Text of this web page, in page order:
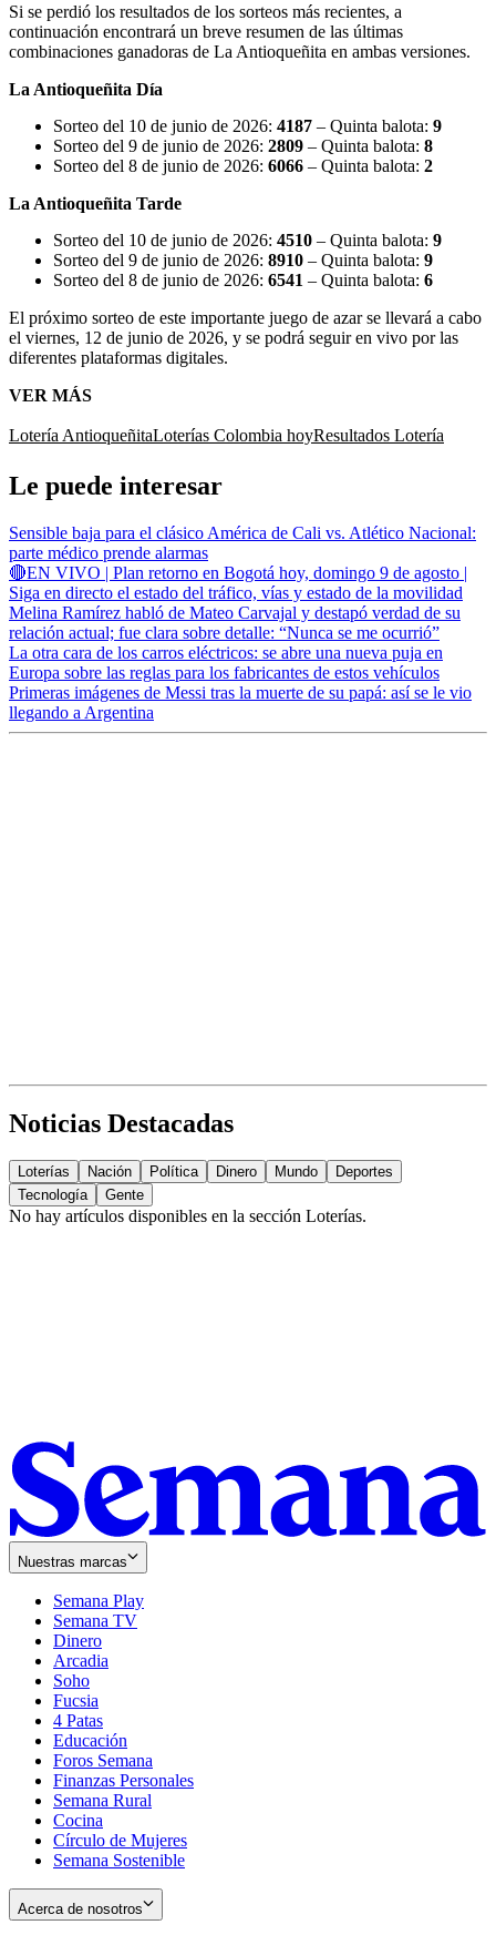
Si se perdió los resultados de los sorteos más recientes, a
continuación encontrará un breve resumen de las últimas
combinaciones ganadoras de La Antioqueñita en ambas versiones.
La Antioqueñita Día
Sorteo del 10 de junio de 2026: 4187 – Quinta balota: 9
Sorteo del 9 de junio de 2026: 2809 – Quinta balota: 8
Sorteo del 8 de junio de 2026: 6066 – Quinta balota: 2
La Antioqueñita Tarde
Sorteo del 10 de junio de 2026: 4510 – Quinta balota: 9
Sorteo del 9 de junio de 2026: 8910 – Quinta balota: 9
Sorteo del 8 de junio de 2026: 6541 – Quinta balota: 6
El próximo sorteo de este importante juego de azar se llevará a cabo
el viernes, 12 de junio de 2026, y se podrá seguir en vivo por las
diferentes plataformas digitales.
VER MÁS
Lotería AntioqueñitaLoterías Colombia hoyResultados Lotería
Le puede interesar
Sensible baja para el clásico América de Cali vs. Atlético Nacional:
parte médico prende alarmas
🔴EN VIVO | Plan retorno en Bogotá hoy, domingo 9 de agosto |
Siga en directo el estado del tráfico, vías y estado de la movilidad
Melina Ramírez habló de Mateo Carvajal y destapó verdad de su
relación actual; fue clara sobre detalle: “Nunca se me ocurrió”
La otra cara de los carros eléctricos: se abre una nueva puja en
Europa sobre las reglas para los fabricantes de estos vehículos
Primeras imágenes de Messi tras la muerte de su papá: así se le vio
llegando a Argentina
Noticias Destacadas
Loterías Nación Política Dinero Mundo
Deportes
Tecnología
Gente
No hay artículos disponibles en la sección Loterías.
Nuestras marcas
Semana Play
Semana TV
Dinero
Arcadia
Soho
in
new
window
Fucsia
in
new
window
4 Patas
Educación
Foros Semana
Finanzas Personales
Semana Rural
Cocina
Círculo de Mujeres
Semana Sostenible
Acerca de nosotros